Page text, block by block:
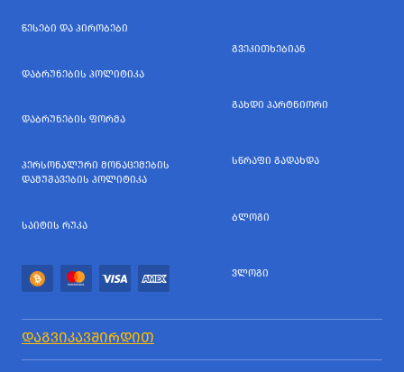
ᲬᲔᲡᲔᲑᲘ ᲓᲐ ᲞᲘᲠᲝᲑᲔᲑᲘ
ᲓᲐᲑᲠᲣᲜᲔᲑᲘᲡ ᲞᲝᲚᲘᲢᲘᲙᲐ
ᲓᲐᲑᲠᲣᲜᲔᲑᲘᲡ ᲤᲝᲠᲛᲐ
ᲞᲔᲠᲡᲝᲜᲐᲚᲣᲠᲘ ᲛᲝᲜᲐᲪᲔᲛᲔᲑᲘᲡ
ᲓᲐᲛᲣᲨᲐᲕᲔᲑᲘᲡ ᲞᲝᲚᲘᲢᲘᲙᲐ
ᲡᲐᲘᲢᲘᲡ ᲠᲣᲙᲐ
ᲒᲕᲔᲙᲘᲗᲮᲔᲑᲘᲐᲜ
ᲒᲐᲮᲓᲘ ᲞᲐᲠᲢᲜᲘᲝᲠᲘ
ᲡᲬᲠᲐᲤᲘ ᲒᲐᲓᲐᲮᲓᲐ
ᲑᲚᲝᲒᲘ
ᲕᲚᲝᲒᲘ
ᲓᲐᲒᲕᲘᲙᲐᲕᲨᲘᲠᲓᲘᲗ